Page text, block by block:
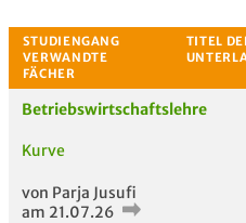
Betriebswirtschaftslehre
Kurve
von Parja Jusufi
am 21.07.26